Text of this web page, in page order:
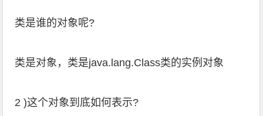
类是谁的对象呢?
类是对象，类是java.lang.Class类的实例对象
2 )这个对象到底如何表示?